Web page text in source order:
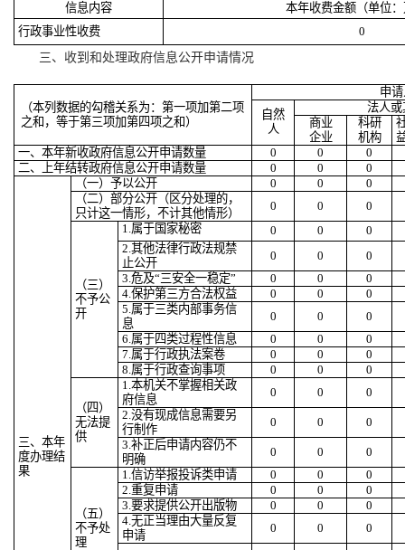
信息内容
本年收费金额（单位
行政事业性收费
0
三、收到和处理政府信息公开申请情况
（本列数据的勾稽关系为：第一项加第二项
之和，等于第三项加第四项之和）
申
自然
人
法人或
商业
企业
科研
机构
一、本年新收政府信息公开申请数量
0 0
0
二、上年结转政府信息公开申请数量
0 0 0
三、本年
度办理结
果
（一）予以公开 0 0
0
（二）部分公开（区分处理的，
只计这一情形，不计其他情形）
0 0 0
（三）
不予公
开
1.属于国家秘密 0 0
0
2.其他法律行政法规禁
止公开
0 0
0
3.危及“三安全一稳定”
0 0
0
4.保护第三方合法权益
0 0
0
5.属于三类内部事务信
息
0 0
0
6.属于四类过程性信息
0 0
0
7.属于行政执法案卷
0 0
0
8.属于行政查询事项
0 0 0
（四）
无法提
供
1.本机关不掌握相关政
府信息
0 0
0
2.没有现成信息需要另
行制作
0 0
0
3.补正后申请内容仍不
明确
0 0 0
（五）
不予处
理
1.信访举报投诉类申请 0 0
0
2.重复申请
0 0
0
3.要求提供公开出版物
0 0
0
4.无正当理由大量反复
申请
0 0 0